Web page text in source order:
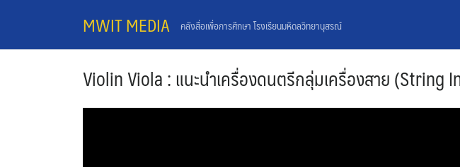
MWIT MEDIA คลังสื่อเพื่อการศึกษา โรงเรียนมหิดลวิทยานุสรณ์
Violin Viola : แนะนำเครื่องดนตรีกลุ่มเครื่องสาย (String